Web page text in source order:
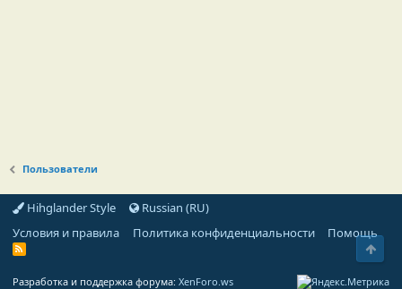
Пользователи
Hihglander Style
Russian (RU)
Условия и правила
Политика конфиденциальности Помощь
R
Разработка и поддержка форума: XenForo.ws